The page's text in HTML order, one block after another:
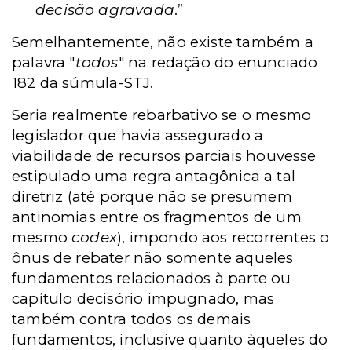
decisão agravada.”
Semelhantemente, não existe também a
palavra "todos" na redação do enunciado
182 da súmula-STJ.
Seria realmente rebarbativo se o mesmo
legislador que havia assegurado a
viabilidade de recursos parciais houvesse
estipulado uma regra antagônica a tal
diretriz (até porque não se presumem
antinomias entre os fragmentos de um
mesmocodex), impondo aos recorrentes o
ônus de rebater não somente aqueles
fundamentos relacionados à parte ou
capítulo decisório impugnado, mas
também contra todos os demais
fundamentos, inclusive quanto àqueles do